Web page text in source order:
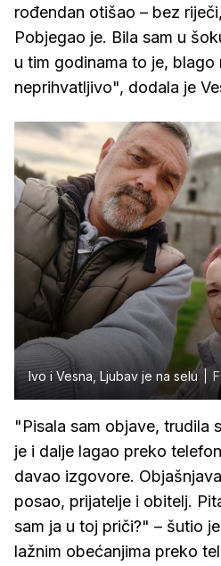
rođendan otišao – bez
Pobjegao je. Bila sam u
u tim godinama to je, blago
neprihvatljivo", dodala je
Ivo i Vesna, Ljubav je na selu
"Pisala sam objave, trudila
je i dalje lagao preko
davao izgovore.
posao, prijatelje i obitelj.
sam ja u toj priči?" – šutio
lažnim obećanjima preko